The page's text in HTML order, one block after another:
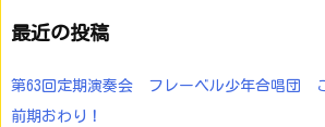
最近の投稿
第63回定期演奏会 フレーベル少年合唱団
前期おわり！